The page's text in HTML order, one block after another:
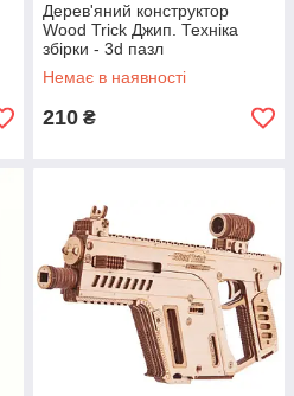
Дерев'яний конструктор
Wood Trick Джип. Техніка
збірки - 3d пазл
Немає в наявності
210 ₴